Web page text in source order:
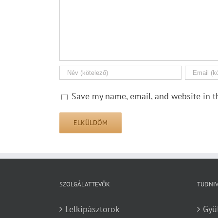
Save my name, email, and website
SZOLGÁLATTEVŐK
Lelkipásztorok